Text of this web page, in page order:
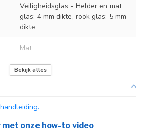
Veiligheidsglas - Helder en mat
glas: 4 mm dikte, rook glas: 5 mm
dikte
Mat
Op maat gemaakt
Bekijk alles
onze how-to video